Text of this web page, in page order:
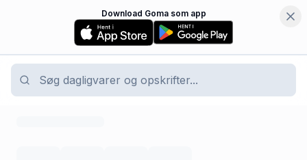
Download Goma som app